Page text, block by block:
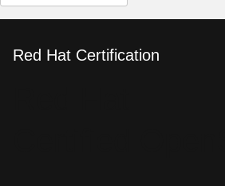
el
Red Hat Certification